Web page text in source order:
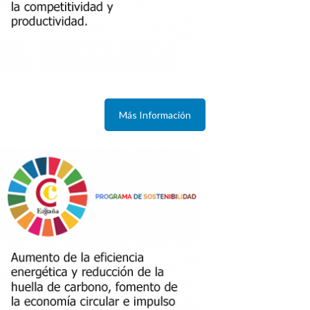
Más Información